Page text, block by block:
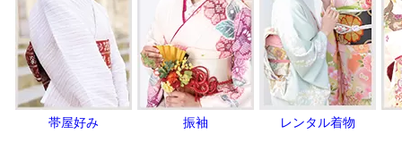
帯屋好み 振袖 レンタル着物